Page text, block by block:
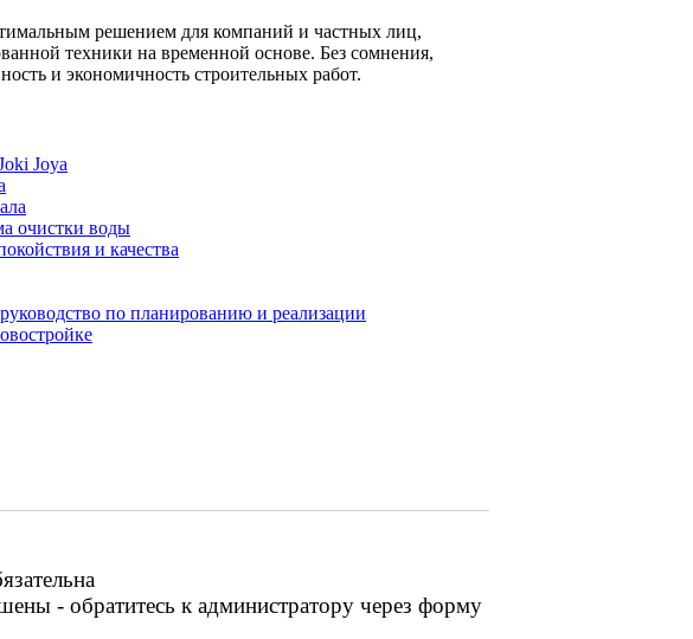
решением для компаний и частных лиц,
техники на временной основе. Без сомнения,
и экономичность строительных работ.
Joya
очистки воды
и качества
по планированию и реализации
- обратитесь к администратору через форму